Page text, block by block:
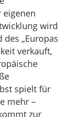
wird
„Europas
verkauft,
spielt für
mehr –
zur